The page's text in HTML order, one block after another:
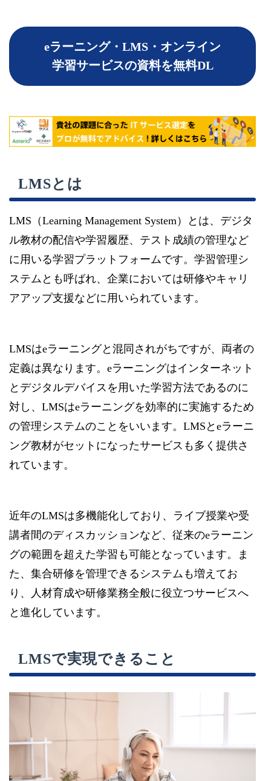
eラーニング・LMS・オンライン
学習サービスの資料を無料DL
LMSとは
LMS（Learning Management System）とは、デジタ
ル教材の配信や学習履歴、テスト成績の管理など
に用いる学習プラットフォームです。学習管理シ
ステムとも呼ばれ、企業においては研修やキャリ
アアップ支援などに用いられています。
LMSはeラーニングと混同されがちですが、両者の
定義は異なります。eラーニングはインターネット
とデジタルデバイスを用いた学習方法であるのに
対し、LMSはeラーニングを効率的に実施するため
の管理システムのことをいいます。LMSとeラーニ
ング教材がセットになったサービスも多く提供さ
れています。
近年のLMSは多機能化しており、ライブ授業や受
講者間のディスカッションなど、従来のeラーニン
グの範囲を超えた学習も可能となっています。ま
た、集合研修を管理できるシステムも増えてお
り、人材育成や研修業務全般に役立つサービスへ
と進化しています。
LMSで実現できること